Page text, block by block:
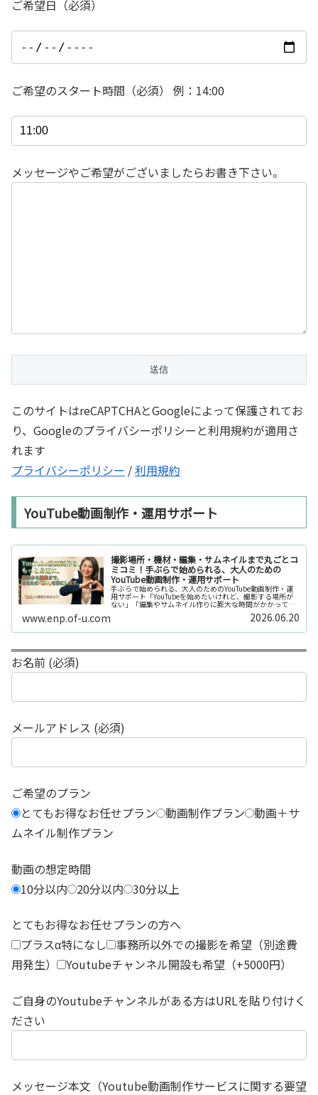
ご希望日（必須）
ご希望のスタート時間（必須） 例：14:00
メッセージやご希望がございましたらお書き下さい。
このサイトはreCAPTCHAとGoogleによって保護されてお
り、Googleのプライバシーポリシーと利用規約が適用さ
れます
プライバシーポリシー /利用規約
YouTube動画制作・運用サポート
撮影場所・機材・編集・サムネイルまで丸ごとコ
ミコミ！手ぶらで始められる、大人のための
YouTube動画制作・運用サポート
手ぶらで始められる、大人のためのYouTube動画制作・運
用サポート「YouTubeを始めたいけれど、撮影する場所が
ない」「編集やサムネイル作りに膨大な時間がかかって長
続きしない」「機材を揃えるだけで何万円もかかってしま
www.enp.of-u.com 2026.06.20
お名前 (必須)
メールアドレス (必須)
ご希望のプラン
とてもお得なお任せプラン 動画制作プラン 動画＋サ
ムネイル制作プラン
動画の想定時間
10分以内
20分以内 30分以上
とてもお得なお任せプランの方へ
プラスα特になし
事務所以外での撮影を希望（別途費
用発生）
Youtubeチャンネル開設も希望（+5000円）
ご自身のYoutubeチャンネルがある方はURLを貼り付けく
ださい
メッセージ本文（Youtube動画制作サービスに関する要望